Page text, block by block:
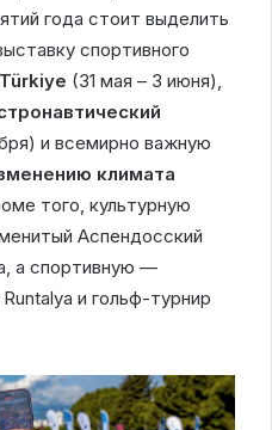
года стоит выделить
спортивного
(31 мая – 3 июня),
и всемирно важную
климата
того, культурную
Аспендосский
а спортивную —
и гольф-турнир